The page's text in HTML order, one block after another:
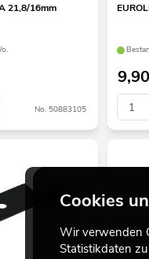
21,8/16mm
No. 50883105
9,90
Cookies
Wir verwenden
Statistikdaten